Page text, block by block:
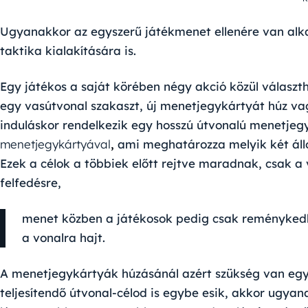
Ugyanakkor az egyszerű játékmenet ellenére van
taktika kialakítására is.
Egy játékos a saját körében négy akció közül
egy vasútvonal szakaszt, új menetjegykártyát húz
induláskor rendelkezik egy hosszú útvonalú
menetjegykártyával, ami meghatározza melyik két
Ezek a célok a többiek előtt rejtve maradnak, csak a
felfedésre,
menet közben a játékosok pedig csak
a vonalra hajt.
A menetjegykártyák húzásánál azért szükség van
teljesítendő útvonal-célod is egybe esik, akkor